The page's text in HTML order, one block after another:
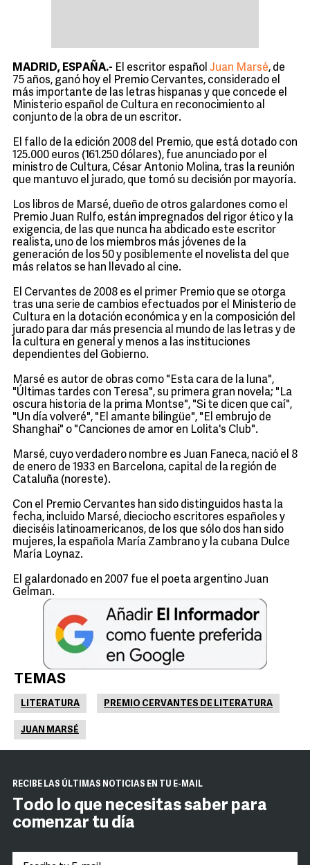
MADRID, ESPAÑA.- El escritor español Juan Marsé, de
75 años, ganó hoy el Premio Cervantes, considerado el
más importante de las letras hispanas y que concede el
Ministerio español de Cultura en reconocimiento al
conjunto de la obra de un escritor.
El fallo de la edición 2008 del Premio, que está dotado con
125.000 euros (161.250 dólares), fue anunciado por el
ministro de Cultura, César Antonio Molina, tras la reunión
que mantuvo el jurado, que tomó su decisión por mayoría.
Los libros de Marsé, dueño de otros galardones como el
Premio Juan Rulfo, están impregnados del rigor ético y la
exigencia, de las que nunca ha abdicado este escritor
realista, uno de los miembros más jóvenes de la
generación de los 50 y posiblemente el novelista del que
más relatos se han llevado al cine.
El Cervantes de 2008 es el primer Premio que se otorga
tras una serie de cambios efectuados por el Ministerio de
Cultura en la dotación económica y en la composición del
jurado para dar más presencia al mundo de las letras y de
la cultura en general y menos a las instituciones
dependientes del Gobierno.
Marsé es autor de obras como "Esta cara de la luna",
"Últimas tardes con Teresa", su primera gran novela; "La
oscura historia de la prima Montse", "Si te dicen que caí",
"Un día volveré", "El amante bilingüe", "El embrujo de
Shanghai" o "Canciones de amor en Lolita's Club".
Marsé, cuyo verdadero nombre es Juan Faneca, nació el 8
de enero de 1933 en Barcelona, capital de la región de
Cataluña (noreste).
Con el Premio Cervantes han sido distinguidos hasta la
fecha, incluido Marsé, dieciocho escritores españoles y
dieciséis latinoamericanos, de los que sólo dos han sido
mujeres, la española María Zambrano y la cubana Dulce
María Loynaz.
El galardonado en 2007 fue el poeta argentino Juan
Gelman.
TEMAS
LITERATURA PREMIO CERVANTES DE LITERATURA
JUAN MARSÉ
RECIBE LAS ÚLTIMAS NOTICIAS EN TU E-MAIL
Todo lo que necesitas saber para
comenzar tu día